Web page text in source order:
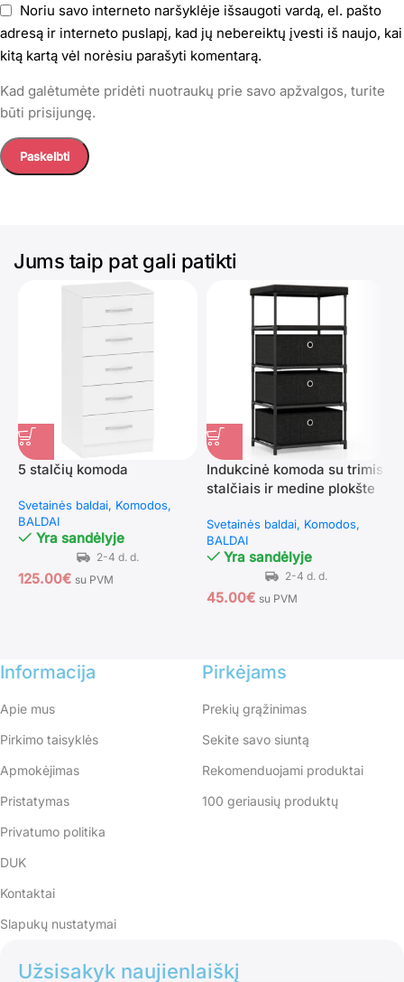
Noriu savo interneto naršyklėje išsaugoti vardą, el. pašto
adresą ir interneto puslapį, kad jų nebereiktų įvesti iš naujo, kai
kitą kartą vėl norėsiu parašyti komentarą.
Kad galėtumėte pridėti nuotraukų prie savo apžvalgos, turite
būti prisijungę.
Jums taip pat gali patikti
5 stalčių komoda
Svetainės baldai Komodos
BALDAI
Yra sandėlyje
125.00€ su PVM
Indukcinė komoda su trimis
stalčiais ir medine plokšte
Svetainės baldai Komodos
BALDAI
Yra sandėlyje
45.00€ su PVM
Informacija
Apie mus
Pirkimo taisyklės
Apmokėjimas
Pristatymas
Privatumo politika
DUK
Kontaktai
Slapukų nustatymai
Pirkėjams
Prekių grąžinimas
Sekite savo siuntą
Rekomenduojami produktai
100 geriausių produktų
Užsisakyk naujienlaiškį